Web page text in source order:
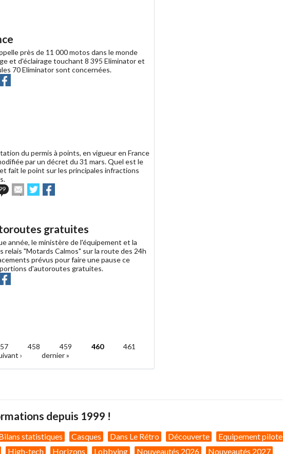
près de 11 000 motos dans le monde
et d'éclairage touchant 8 395 Eliminator et
70 Eliminator sont concernées.
Partager
du permis à points, en vigueur en France
par un décret du 31 mars. Quel est le
fait le point sur les principales infractions
Envoyer
cet
ami
Partager
sur sur
gratuites
année, le ministère de l'équipement et la
relais "Motards Calmos" sur la route des 24h
prévus pour faire une pause ce
d'autoroutes gratuites.
Partager
458 459 460
461
› dernier »
depuis 1999 !
statistiques Casques Dans Le Rétro Découverte
Equipement pilote
High-tech Horizons Lobbying Nouveautés 2026 Nouveautés 2027